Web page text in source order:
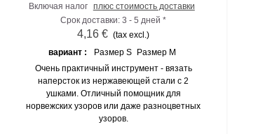
Включая налог плюс стоимость доставки
Срок доставки: 3 - 5 дней *
4,16 € (tax excl.)
вариант :
Размер S Размер M
Очень практичный инструмент - вязать
наперсток из нержавеющей стали с 2
ушками. Отличный помощник для
норвежских узоров или даже разноцветных
узоров.